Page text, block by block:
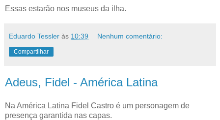
Essas estarão nos museus da ilha.
Eduardo Tessler às 10:39 Nenhum comentário:
Compartilhar
Adeus, Fidel - América Latina
Na América Latina Fidel Castro é um personagem de
presença garantida nas capas.